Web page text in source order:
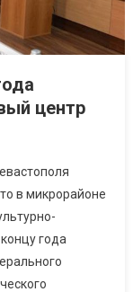
центр
в микрорайоне
года